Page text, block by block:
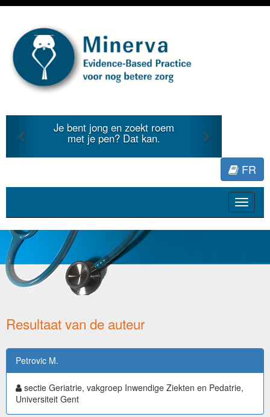
Je bent jong en zoekt roem
met je pen? Dat kan.
Previous
FR
Toggle
Resultaat van de auteur
Petrovic M.
sectie Geriatrie, vakgroep Inwendige Ziekten en Pedatrie,
Universiteit Gent